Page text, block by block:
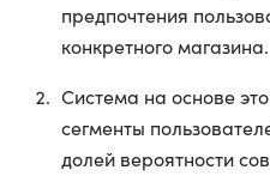
предпочтения
конкретного магазина.
Система на основе
сегменты
долей вероятности